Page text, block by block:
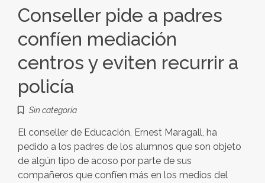
Conseller pide a padres
confíen mediación
centros y eviten recurrir a
policía
Sin categoría
El conseller de Educación, Ernest Maragall, ha
pedido a los padres de los alumnos que son objeto
de algún tipo de acoso por parte de sus
compañeros que confíen más en los medios del